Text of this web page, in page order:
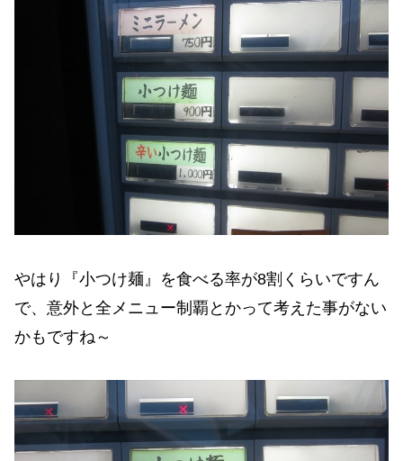
やはり『小つけ麺』を食べる率が8割くらいですん
で、意外と全メニュー制覇とかって考えた事がない
かもですね～